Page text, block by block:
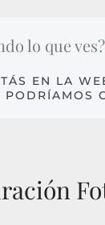
lo que ves?
EN LA
PODRÍAMOS